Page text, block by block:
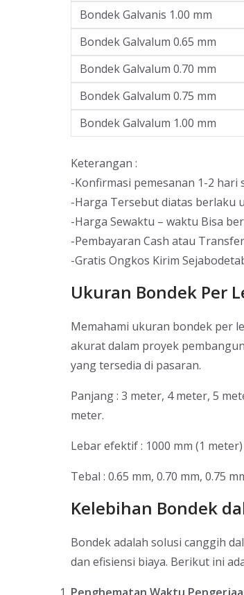
Bondek Galvanis 1.00 mm
Bondek Galvalum 0.65 mm
Bondek Galvalum 0.70 mm
Bondek Galvalum 0.75 mm
Bondek Galvalum 1.00 mm
Keterangan :
-Konfirmasi pemesanan 1-2 hari
-Harga Tersebut diatas berlaku
-Harga Sewaktu – waktu Bisa
-Pembayaran Cash atau
-Gratis Ongkos Kirim
Ukuran Bondek Per
Memahami ukuran bondek per
akurat dalam proyek
yang tersedia di pasaran.
Panjang : 3 meter, 4 meter, 5
meter.
Lebar efektif : 1000 mm (1 meter)
Tebal : 0.65 mm, 0.70 mm, 0.75
Kelebihan Bondek
Bondek adalah solusi canggih
dan efisiensi biaya. Berikut ini